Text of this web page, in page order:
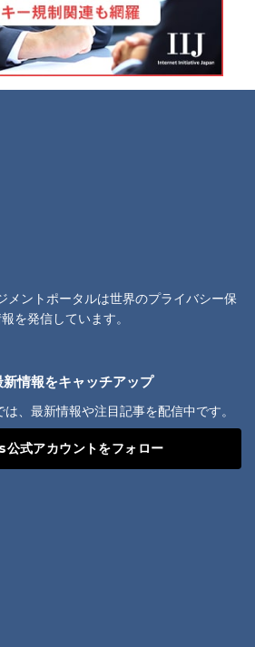
メントポータルは世界のプライバシー保
を発信しています。
情報をキャッチアップ
、最新情報や注目記事を配信中です。
式アカウントをフォロー